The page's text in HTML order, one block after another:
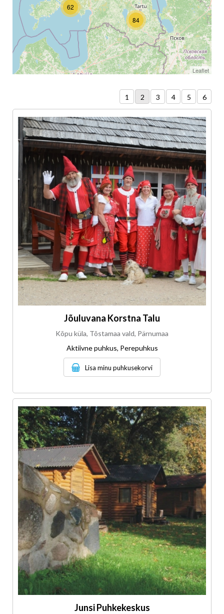
62
84
Leaflet
1 2 3 4 5 6
Jõuluvana Korstna Talu
Kõpu küla, Tõstamaa vald, Pärnumaa
Aktiivne puhkus, Perepuhkus
Lisa minu puhkusekorvi
Junsi Puhkekeskus